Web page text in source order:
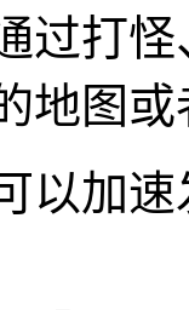
过打
地图
以加